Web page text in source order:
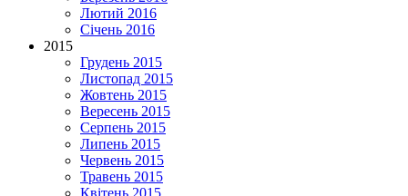
Лютий 2016
Січень 2016
2015
Грудень 2015
Листопад 2015
Жовтень 2015
Вересень 2015
Серпень 2015
Липень 2015
Червень 2015
Травень 2015